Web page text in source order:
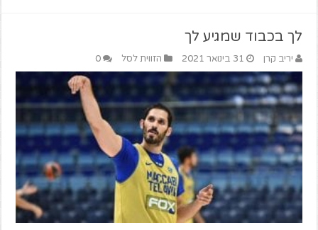
לך בכבוד שמגיע לך
יריב קרן 31 בינואר 2021 הזווית לסל 0